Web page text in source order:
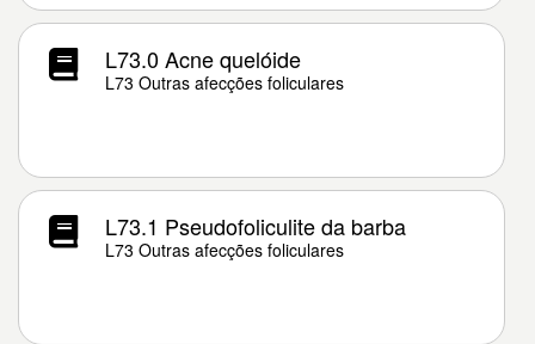
L73.0 Acne quelóide
L73 Outras afecções foliculares
L73.1 Pseudofoliculite da barba
L73 Outras afecções foliculares